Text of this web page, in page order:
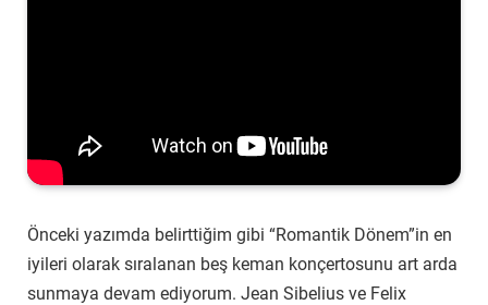
Önceki yazımda belirttiğim gibi “Romantik Dönem”in en
iyileri olarak sıralanan beş keman konçertosunu art arda
sunmaya devam ediyorum. Jean Sibelius ve Felix